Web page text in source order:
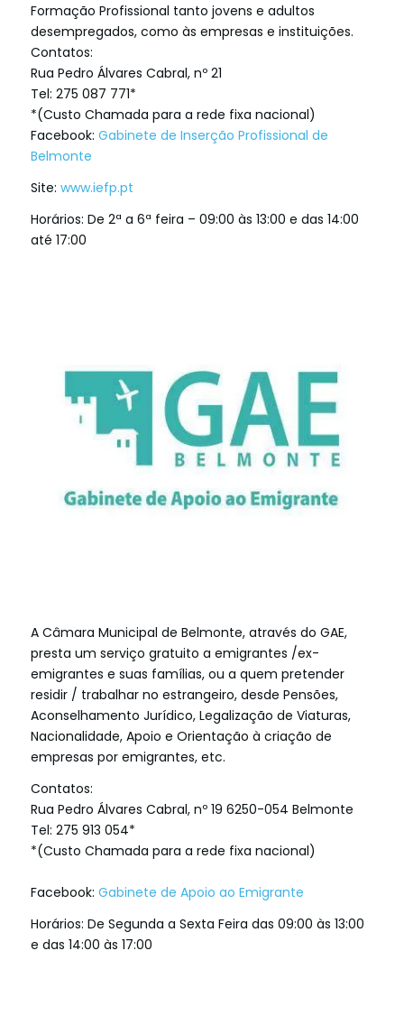
Formação Profissional tanto jovens e adultos
desempregados, como às empresas e instituições.
Contatos:
Rua Pedro Álvares Cabral, nº 21
Tel: 275 087 771*
*(Custo Chamada para a rede fixa nacional)
Facebook: Gabinete de Inserção Profissional de
Belmonte
Site: www.iefp.pt
Horários: De 2ª a 6ª feira – 09:00 às 13:00 e das 14:00
até 17:00
A Câmara Municipal de Belmonte, através do GAE,
presta um serviço gratuito a emigrantes /ex-
emigrantes e suas famílias, ou a quem pretender
residir / trabalhar no estrangeiro, desde Pensões,
Aconselhamento Jurídico, Legalização de Viaturas,
Nacionalidade, Apoio e Orientação à criação de
empresas por emigrantes, etc.
Contatos:
Rua Pedro Álvares Cabral, nº 19 6250-054 Belmonte
Tel: 275 913 054*
*(Custo Chamada para a rede fixa nacional)
Facebook: Gabinete de Apoio ao Emigrante
Horários: De Segunda a Sexta Feira das 09:00 às 13:00
e das 14:00 às 17:00